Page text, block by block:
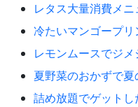
レタス大量消費メ
冷たいマンゴープリ
レモンムースでジ
夏野菜のおかずで夏
詰め放題でゲットし